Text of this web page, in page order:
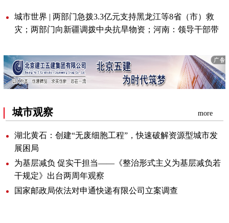
城市世界|两部门急拨3.3亿元支持黑龙江等8省（市）救
灾；两部门向新疆调拨中央抗旱物资；河南：领导干部带
城市观察 more
湖北黄石：创建“无废细胞工程”，快速破解资源型城市发
展困局
为基层减负促实干担当——《整治形式主义为基层减负若
干规定》出台两周年观察
国家邮政局依法对申通快递有限公司立案调查